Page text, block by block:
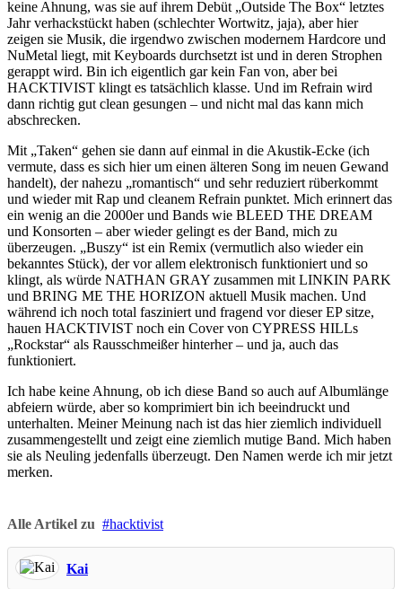
keine Ahnung, was sie auf ihrem Debüt „Outside The Box“ letztes
Jahr verhackstückt haben (schlechter Wortwitz, jaja), aber hier
zeigen sie Musik, die irgendwo zwischen modernem Hardcore und
NuMetal liegt, mit Keyboards durchsetzt ist und in deren Strophen
gerappt wird. Bin ich eigentlich gar kein Fan von, aber bei
HACKTIVIST klingt es tatsächlich klasse. Und im Refrain wird
dann richtig gut clean gesungen – und nicht mal das kann mich
abschrecken.
Mit „Taken“ gehen sie dann auf einmal in die Akustik-Ecke (ich
vermute, dass es sich hier um einen älteren Song im neuen Gewand
handelt), der nahezu „romantisch“ und sehr reduziert rüberkommt
und wieder mit Rap und cleanem Refrain punktet. Mich erinnert das
ein wenig an die 2000er und Bands wie BLEED THE DREAM
und Konsorten – aber wieder gelingt es der Band, mich zu
überzeugen. „Buszy“ ist ein Remix (vermutlich also wieder ein
bekanntes Stück), der vor allem elektronisch funktioniert und so
klingt, als würde NATHAN GRAY zusammen mit LINKIN PARK
und BRING ME THE HORIZON aktuell Musik machen. Und
während ich noch total fasziniert und fragend vor dieser EP sitze,
hauen HACKTIVIST noch ein Cover von CYPRESS HILLs
„Rockstar“ als Rausschmeißer hinterher – und ja, auch das
funktioniert.
Ich habe keine Ahnung, ob ich diese Band so auch auf Albumlänge
abfeiern würde, aber so komprimiert bin ich beeindruckt und
unterhalten. Meiner Meinung nach ist das hier ziemlich individuell
zusammengestellt und zeigt eine ziemlich mutige Band. Mich haben
sie als Neuling jedenfalls überzeugt. Den Namen werde ich mir jetzt
merken.
Alle Artikel zu hacktivist
Kai